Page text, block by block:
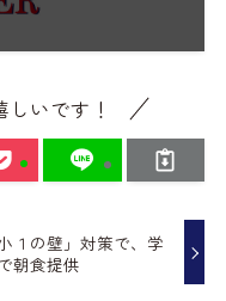
いです！
小１の壁」対策で、学
朝食提供